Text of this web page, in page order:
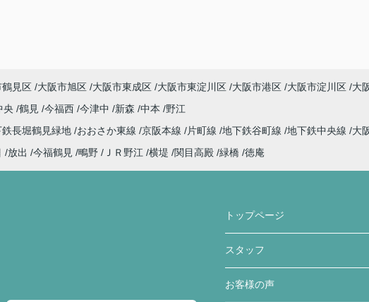
鶴見区 大阪市旭区 大阪市東成区 大阪市東淀川区 大阪市港区 大阪市淀川区 大
央 鶴見 今福西 今津中 新森 中本
野江
鉄長堀鶴見緑地 おおさか東線 京阪本線 片町線 地下鉄谷町線 地下鉄中央線
大
放出 今福鶴見 鴫野 ＪＲ野江 横堤 関目高殿 緑橋 徳庵
トップページ
スタッフ
お客様の声